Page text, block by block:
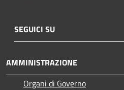
SEGUICI SU
AMMINISTRAZIONE
Organi di Governo